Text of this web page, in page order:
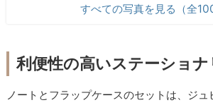
すべての写真を見る（全
利便性の高いステーショナ
ノートとフラップケースのセットは、ジ